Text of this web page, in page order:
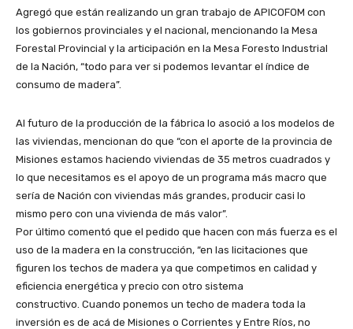
Agregó que están realizando un gran trabajo de APICOFOM con
los gobiernos provinciales y el nacional, mencionando la Mesa
Forestal Provincial y la articipación en la Mesa Foresto Industrial
de la Nación, “todo para ver si podemos levantar el índice de
consumo de madera”.
Al futuro de la producción de la fábrica lo asoció a los modelos de
las viviendas, mencionan do que “con el aporte de la provincia de
Misiones estamos haciendo viviendas de 35 metros cuadrados y
lo que necesitamos es el apoyo de un programa más macro que
sería de Nación con viviendas más grandes, producir casi lo
mismo pero con una vivienda de más valor”.
Por último comentó que el pedido que hacen con más fuerza es el
uso de la madera en la construcción, “en las licitaciones que
figuren los techos de madera ya que competimos en calidad y
eficiencia energética y precio con otro sistema
constructivo. Cuando ponemos un techo de madera toda la
inversión es de acá de Misiones o Corrientes y Entre Ríos, no